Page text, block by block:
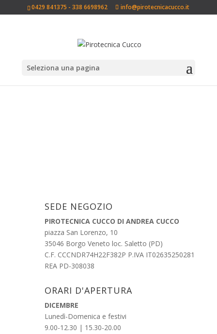
0429 841375 - 338 6698962 info@pirotecnicacucco.it
Seleziona una pagina
SEDE NEGOZIO
PIROTECNICA CUCCO DI ANDREA CUCCO
piazza San Lorenzo, 10
35046 Borgo Veneto loc. Saletto (PD)
C.F. CCCNDR74H22F382P P.IVA IT02635250281
REA PD-308038
ORARI D'APERTURA
DICEMBRE
Lunedì-Domenica e festivi
9.00-12.30 | 15.30-20.00